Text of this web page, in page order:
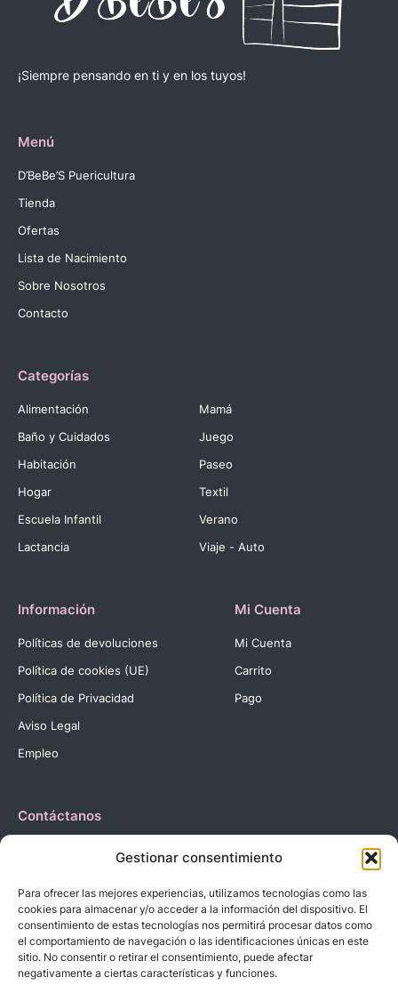
Gestionar consentimiento
Para ofrecer las mejores experiencias, utilizamos tecnologías como las
cookies para almacenar y/o acceder a la información del dispositivo. El
consentimiento de estas tecnologías nos permitirá procesar datos como
el comportamiento de navegación o las identificaciones únicas en este
sitio. No consentir o retirar el consentimiento, puede afectar
negativamente a ciertas características y funciones.
¡Siempre pensando en ti y en los tuyos!
Menú
D’BeBe’S Puericultura
Tienda
Ofertas
Lista de Nacimiento
Sobre Nosotros
Contacto
Categorías
Alimentación
Baño y Cuidados
Habitación
Hogar
Escuela Infantil
Lactancia
Mamá
Juego
Paseo
Textil
Verano
Viaje - Auto
Información
Políticas de devoluciones
Política de cookies (UE)
Política de Privacidad
Aviso Legal
Empleo
Mi Cuenta
Mi Cuenta
Carrito
Pago
Contáctanos
C. Reyes Católicos, 27 03420 Castalla Alicante
Correo: info@dbebes.net
Síguenos en las redes sociales